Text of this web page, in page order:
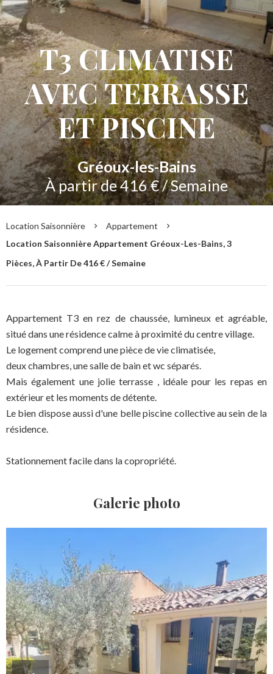
T3 CLIMATISE
AVEC TERRASSE
ET PISCINE
Gréoux-les-Bains
À partir de 416 € / Semaine
Location Saisonnière
Appartement
Location Saisonnière Appartement Gréoux-Les-Bains, 3
Pièces, À Partir De 416 € / Semaine
Appartement T3 en rez de chaussée, lumineux et agréable,
situé dans une résidence calme à proximité du centre village.
Le logement comprend une pièce de vie climatisée,
deux chambres, une salle de bain et wc séparés.
Mais également une jolie terrasse , idéale pour les repas en
extérieur et les moments de détente.
Le bien dispose aussi d'une belle piscine collective au sein de la
résidence.
Stationnement facile dans la copropriété.
Galerie photo